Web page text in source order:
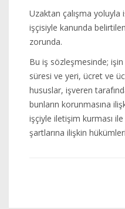
Uzaktan çalışma
işçisiyle kanunda
zorunda.
Bu iş sözleşmesinde; işin
süresi ve yeri, ücret ve
hususlar, işveren
bunların korunmasına
işçiyle iletişim kurması
şartlarına ilişkin